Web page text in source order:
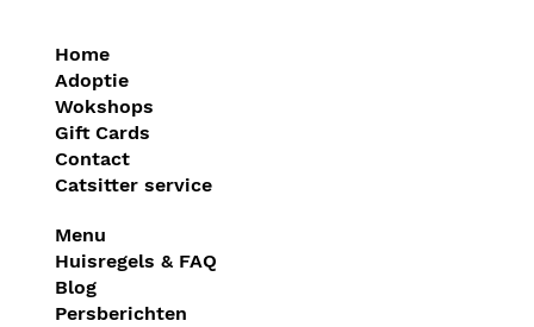
Home
Adoptie
Wokshops
Gift Cards
Contact
Catsitter service
Menu
Huisregels & FAQ
Blog
Persberichten